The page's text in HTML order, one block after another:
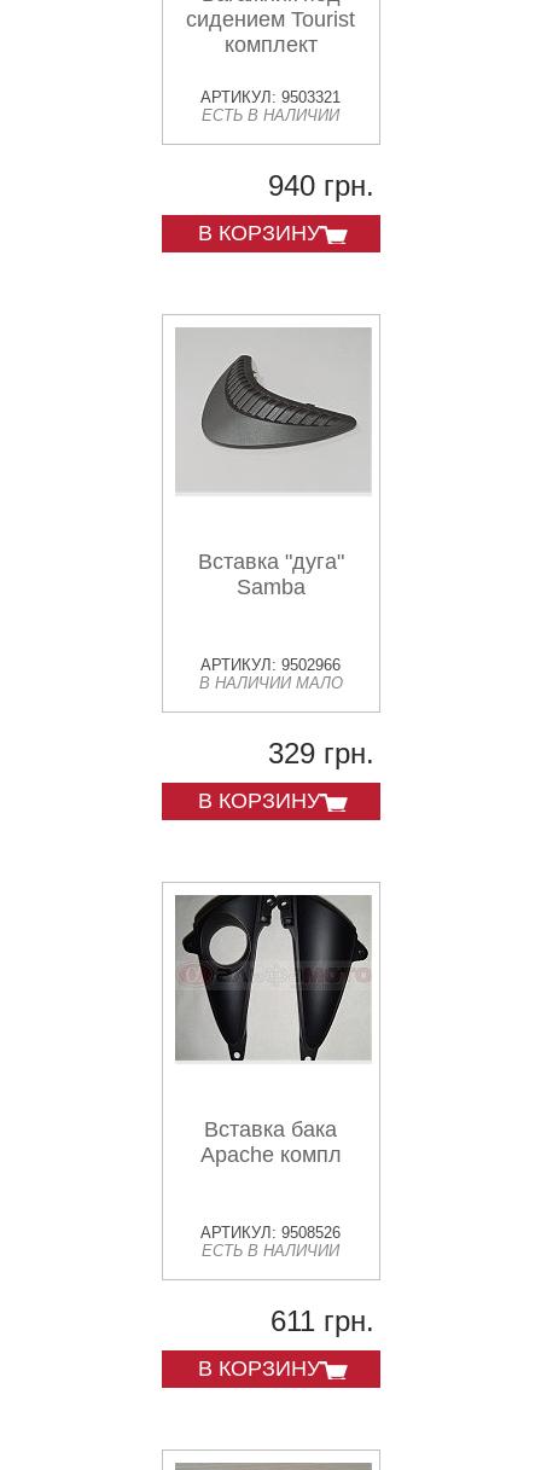
сидением Tourist
комплект
АРТИКУЛ: 9503321
ЕСТЬ В НАЛИЧИИ
940 грн.
В КОРЗИНУ
Вставка "дуга"
Samba
АРТИКУЛ: 9502966
В НАЛИЧИИ МАЛО
329 грн.
В КОРЗИНУ
Вставка бака
Apache компл
АРТИКУЛ: 9508526
ЕСТЬ В НАЛИЧИИ
611 грн.
В КОРЗИНУ